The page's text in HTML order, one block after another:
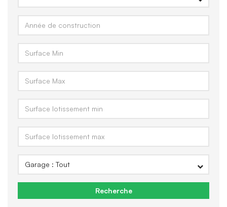
Recherche